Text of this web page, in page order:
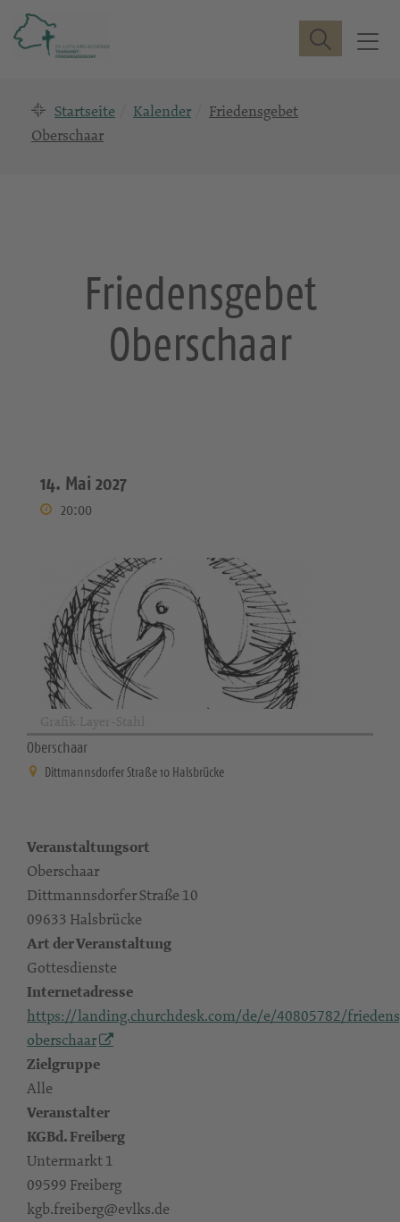
T
Suche
Startseite Kalender
Friedensgebet
Oberschaar
Friedensgebet
Oberschaar
14. Mai 2027
20:00
Oberschaar
Dittmannsdorfer Straße 10 Halsbrücke
Veranstaltungsort
Oberschaar
Dittmannsdorfer Straße 10
09633 Halsbrücke
Art der Veranstaltung
Gottesdienste
Internetadresse
https://landing.churchdesk.com/de/e/40805782/
oberschaar
Zielgruppe
Alle
Veranstalter
KGBd. Freiberg
Untermarkt 1
09599 Freiberg
kgb.freiberg@evlks.de